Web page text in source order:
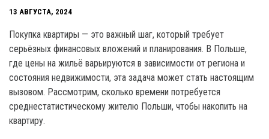
13 АВГУСТА, 2024
Покупка квартиры — это важный шаг, который требует
серьёзных финансовых вложений и планирования. В Польше,
где цены на жильё варьируются в зависимости от региона и
состояния недвижимости, эта задача может стать настоящим
вызовом. Рассмотрим, сколько времени потребуется
среднестатистическому жителю Польши, чтобы накопить на
квартиру.